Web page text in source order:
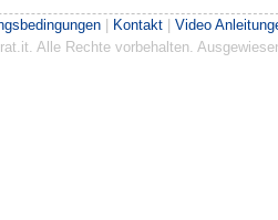
| Kontakt | Video
Alle Rechte vorbehalten.